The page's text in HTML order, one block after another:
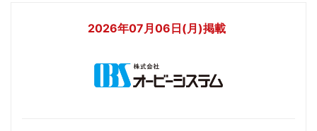
2026年07月06日(月)掲載